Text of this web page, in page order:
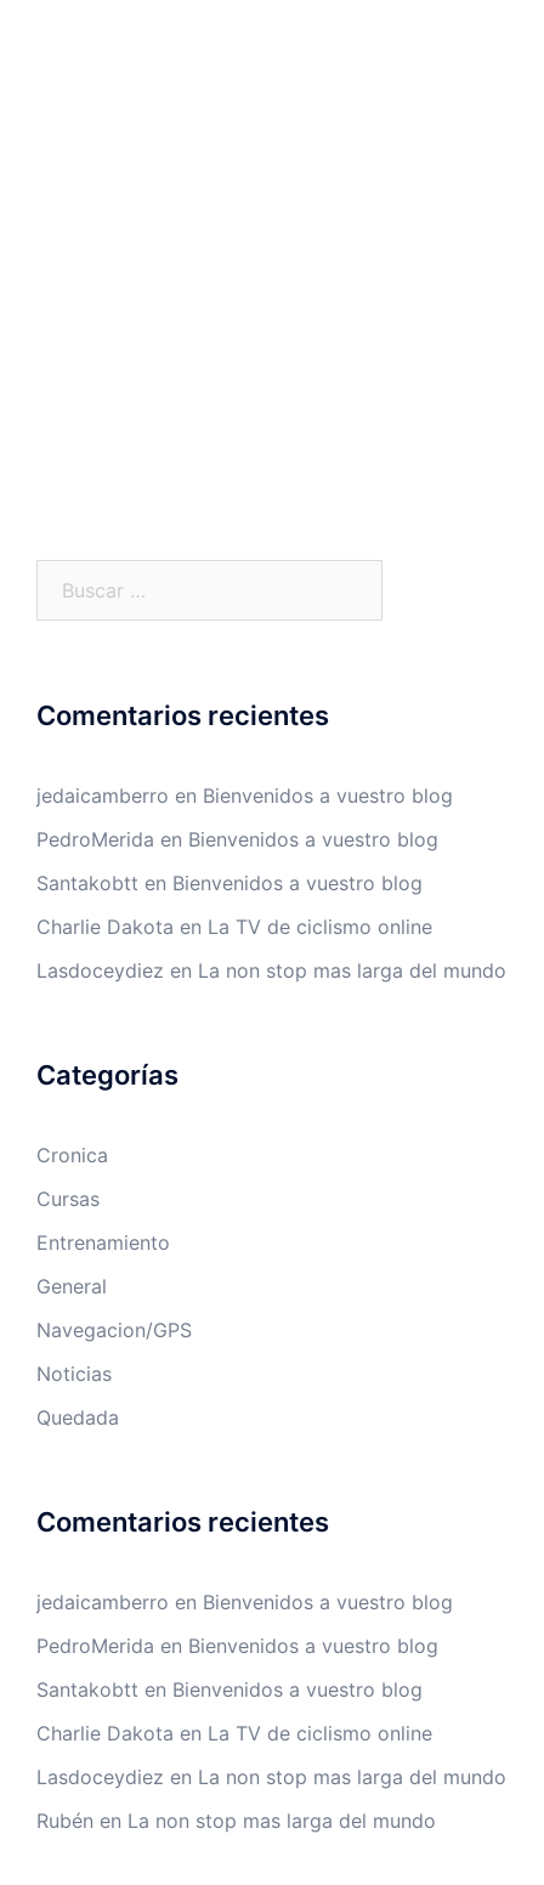
Comentarios recientes
jedaicamberro en Bienvenidos a vuestro blog
PedroMerida en Bienvenidos a vuestro blog
Santakobtt en Bienvenidos a vuestro blog
Charlie Dakota en La TV de ciclismo online
Lasdoceydiez en La non stop mas larga del mundo
Categorías
Cronica
Cursas
Entrenamiento
General
Navegacion/GPS
Noticias
Quedada
Comentarios recientes
jedaicamberro en Bienvenidos a vuestro blog
PedroMerida en Bienvenidos a vuestro blog
Santakobtt en Bienvenidos a vuestro blog
Charlie Dakota en La TV de ciclismo online
Lasdoceydiez en La non stop mas larga del mundo
Rubén en La non stop mas larga del mundo